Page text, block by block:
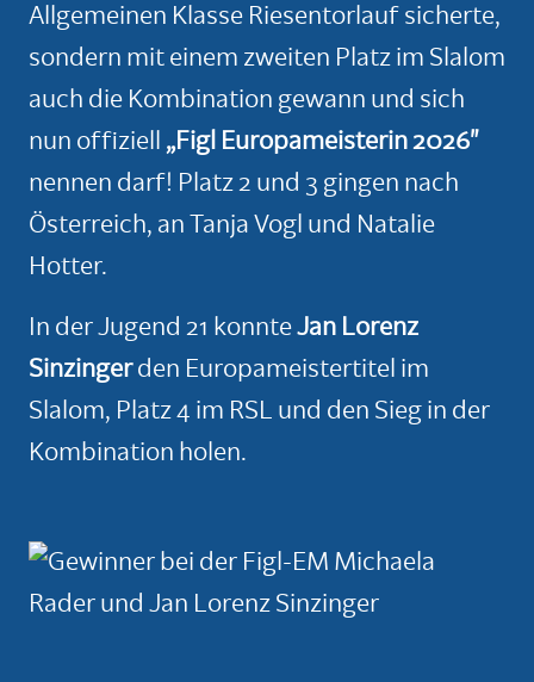
Allgemeinen Klasse Riesentorlauf sicherte,
sondern mit einem zweiten Platz im Slalom
auch die Kombination gewann und sich
nun offiziell „Figl Europameisterin 2026"
nennen darf! Platz 2 und 3 gingen nach
Österreich, an Tanja Vogl und Natalie
Hotter.
In der Jugend 21 konnteJan Lorenz
Sinzingerden Europameistertitel im
Slalom, Platz 4 im RSL und den Sieg in der
Kombination holen.